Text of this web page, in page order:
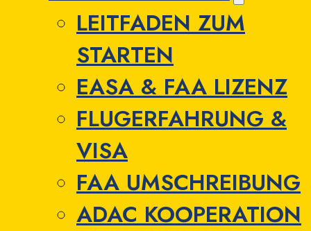
LEITFADEN ZUM
STARTEN
EASA & FAA LIZENZ
FLUGERFAHRUNG &
VISA
FAA UMSCHREIBUNG
ADAC KOOPERATION